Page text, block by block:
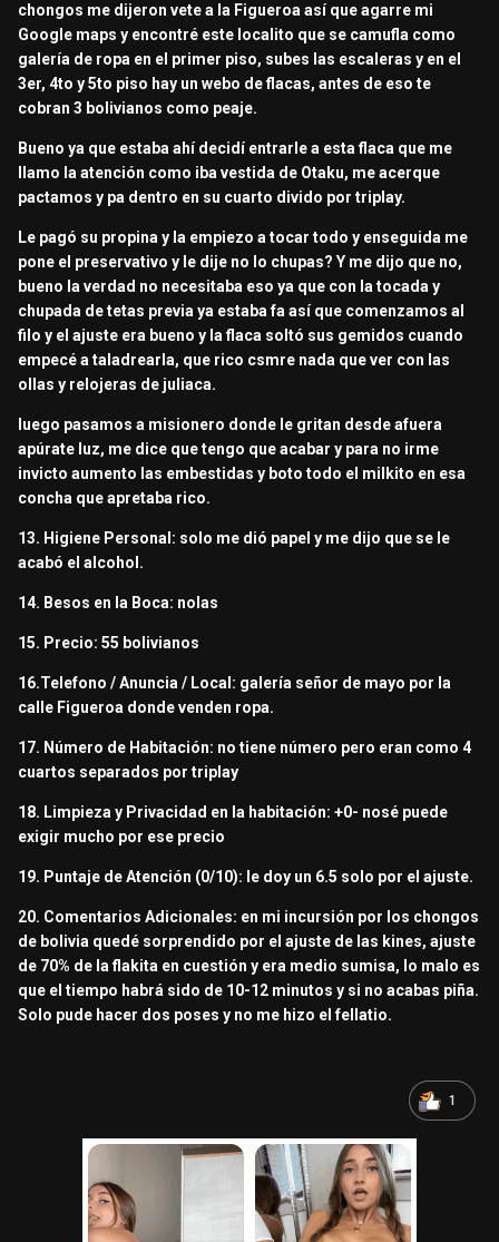
chongos me dijeron vete a la Figueroa así que agarre mi
Google maps y encontré este localito que se camufla como
galería de ropa en el primer piso, subes las escaleras y en el
3er, 4to y 5to piso hay un webo de flacas, antes de eso te
cobran 3 bolivianos como peaje.
Bueno ya que estaba ahí decidí entrarle a esta flaca que me
llamo la atención como iba vestida de Otaku, me acerque
pactamos y pa dentro en su cuarto divido por triplay.
Le pagó su propina y la empiezo a tocar todo y enseguida me
pone el preservativo y le dije no lo chupas? Y me dijo que no,
bueno la verdad no necesitaba eso ya que con la tocada y
chupada de tetas previa ya estaba fa así que comenzamos al
filo y el ajuste era bueno y la flaca soltó sus gemidos cuando
empecé a taladrearla, que rico csmre nada que ver con las
ollas y relojeras de juliaca.
luego pasamos a misionero donde le gritan desde afuera
apúrate luz, me dice que tengo que acabar y para no irme
invicto aumento las embestidas y boto todo el milkito en esa
concha que apretaba rico.
13. Higiene Personal: solo me dió papel y me dijo que se le
acabó el alcohol.
14. Besos en la Boca: nolas
15. Precio: 55 bolivianos
16.Telefono / Anuncia / Local: galería señor de mayo por la
calle Figueroa donde venden ropa.
17. Número de Habitación: no tiene número pero eran como 4
cuartos separados por triplay
18. Limpieza y Privacidad en la habitación: +0- nosé puede
exigir mucho por ese precio
19. Puntaje de Atención (0/10): le doy un 6.5 solo por el ajuste.
20. Comentarios Adicionales: en mi incursión por los chongos
de bolivia quedé sorprendido por el ajuste de las kines, ajuste
de 70% de la flakita en cuestión y era medio sumisa, lo malo es
que el tiempo habrá sido de 10-12 minutos y si no acabas piña.
Solo pude hacer dos poses y no me hizo el fellatio.
1